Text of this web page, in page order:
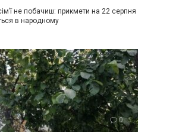
не побачиш: прикмети на 22 серпня
в народному
0